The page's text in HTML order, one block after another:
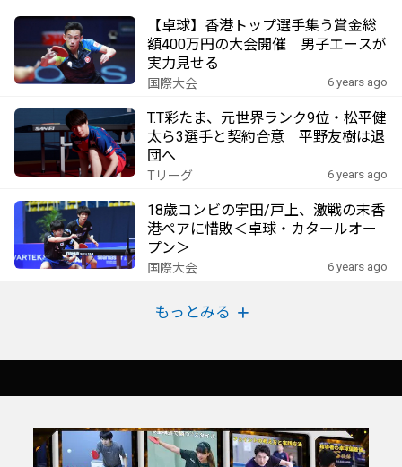
【卓球】香港トップ選手集う賞金総
額400万円の大会開催 男子エースが
実力見せる
国際大会 6 years ago
T.T彩たま、元世界ランク9位・松平健
太ら3選手と契約合意 平野友樹は退
団へ
Tリーグ 6 years ago
18歳コンビの宇田/戸上、激戦の末香
港ペアに惜敗＜卓球・カタールオー
プン＞
国際大会 6 years ago
もっとみる